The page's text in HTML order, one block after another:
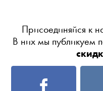
Присоединяйся к
В них мы публикуем